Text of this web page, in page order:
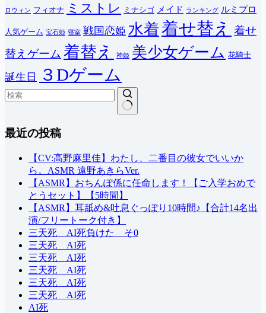
ロウィン フィオナ ミストレ ミナシゴ メイド ランキング ルミプロ
人気ゲーム 宝石姫 寝室 戦国恋姫 水着着せ替え
着せ
替えゲーム 着替え 神姫 美少女ゲーム 花騎士
誕生日 ３Dゲーム
果
最近の投稿
【CV:高野麻里佳】わたし、二番目の彼女でいいか
ら。ASMR 遠野あきらVer.
【ASMR】おちんぽ係に任命します！【ご入学おめで
とうセット】【5時間】
【ASMR】耳舐め&吐息ぐっぽり10時間♪【合計14名出
演/フリートーク付き】
三天死 AI死負けた そ0
三天死 AI死
三天死 AI死
三天死 AI死
三天死 AI死
三天死 AI死
AI死